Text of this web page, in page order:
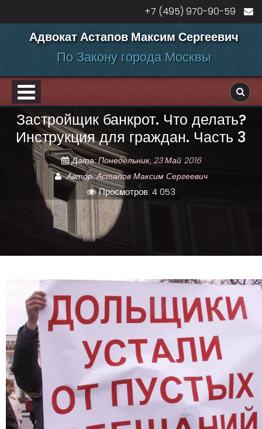
+7 (495) 970-90-59
Адвокат Астапов Максим Сергеевич
По Закону города Москвы
Застройщик банкрот. Что делать?
Инструкция для граждан. Часть 3
Дата:Понедельник, 23 Май 2016
Автор:Астапов Максим Сергеевич
Просмотров: 4 053